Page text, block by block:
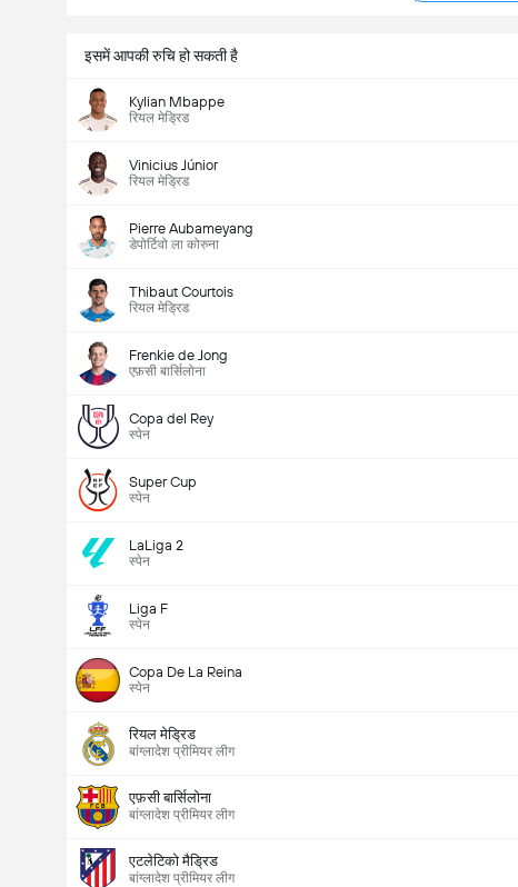
इसमें आपकी रुचि हो सकती है
Kylian Mbappe
रियल मेड्रिड
Vinicius Júnior
रियल मेड्रिड
Pierre Aubameyang
डेपोर्टिवो ला कोरुना
Thibaut Courtois
रियल मेड्रिड
Frenkie de Jong
एफ़सी बार्सिलोना
Copa del Rey
स्पेन
Super Cup
स्पेन
LaLiga 2
स्पेन
Liga F
स्पेन
Copa De La Reina
स्पेन
रियल मेड्रिड
बांग्लादेश प्रीमियर लीग
एफ़सी बार्सिलोना
बांग्लादेश प्रीमियर लीग
एटलेटिको मैड्रिड
बांग्लादेश प्रीमियर लीग